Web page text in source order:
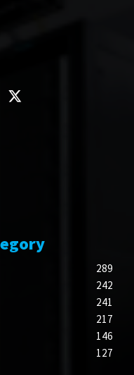
289
242
241
217
146
127